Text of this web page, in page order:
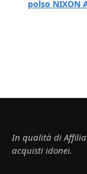
polso NIXON
In qualità di
acquisti idonei.